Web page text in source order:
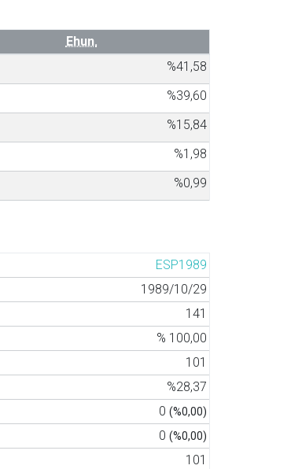
Ehun.
%41,58
%39,60
%15,84
%1,98
%0,99
ESP1989
1989/10/29
141
% 100,00
101
%28,37
0 (%0,00)
0 (%0,00)
101